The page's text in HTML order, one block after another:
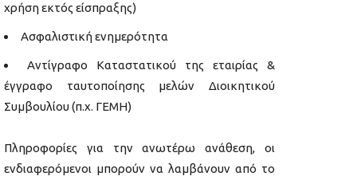
χρήση εκτός είσπραξης)
Ασφαλιστική ενημερότητα
Αντίγραφο Καταστατικού της εταιρίας &
έγγραφο ταυτοποίησης μελών Διοικητικού
Συμβουλίου (π.χ. ΓΕΜΗ)
Πληροφορίες για την ανωτέρω ανάθεση, οι
ενδιαφερόμενοι μπορούν να λαμβάνουν από το